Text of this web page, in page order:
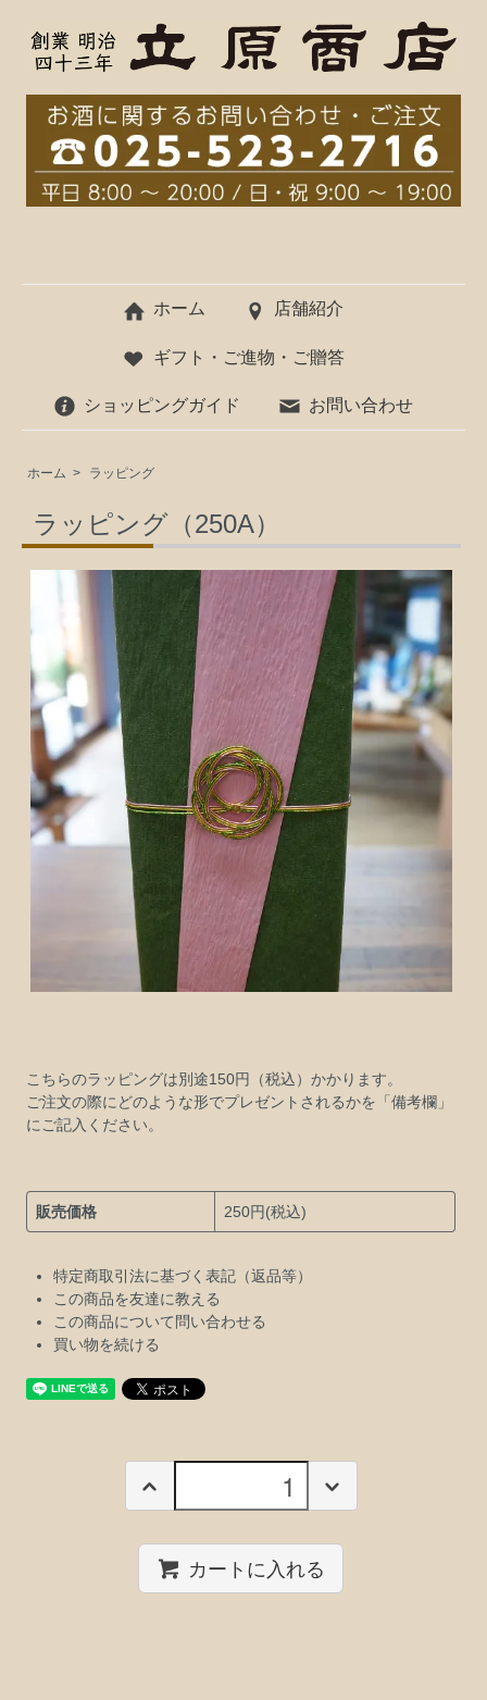
ホーム 店舗紹介
ギフト・ご進物・ご贈答
ショッピングガイド お問い合わせ
ホーム > ラッピング
ラッピング（250A）
こちらのラッピングは別途150円（税込）かかります。
ご注文の際にどのような形でプレゼントされるかを「備考欄」
にご記入ください。
販売価格 250円(税込)
特定商取引法に基づく表記（返品等）
この商品を友達に教える
この商品について問い合わせる
買い物を続ける
カートに入れる